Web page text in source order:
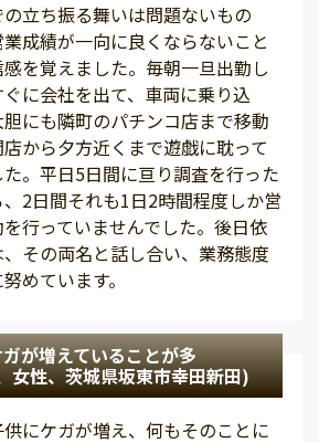
立ち振る舞いは問題ないもの
成績が一向に良くならないこと
感を覚えました。毎朝一旦出勤し
ぐに会社を出て、車両に乗り込
にも隣町のパチンコ店まで移動
店から夕方近くまで遊戯に耽って
た。平日5日間に亘り調査を行った
、2日間それも1日2時間程度しか営
行っていませんでした。後日依
その両名と話し合い、業務態度
めています。
が増えていることが多
女性、茨城県坂東市幸田新田)
にケガが増え、何もそのことに